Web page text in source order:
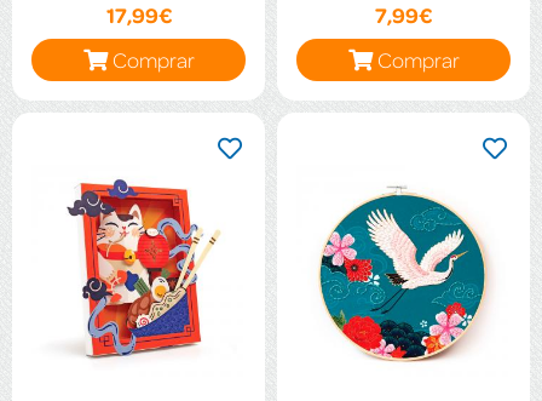
17,99€
Comprar
7,99€
Comprar